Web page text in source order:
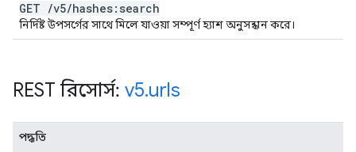
GET /v5/hashes:search
নির্দিষ্ট উপসর্গের সাথে মিলে যাওয়া সম্পূর্ণ হ্যাশ অনুসন্ধান করে।
REST রিসোর্স: v5.urls
পদ্ধতি